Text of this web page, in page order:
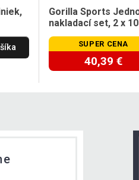
Gorilla Sports
nakladací set, 2 x
SUPER CENA
40,39 €